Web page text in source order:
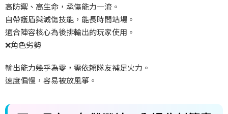
高防禦、高生命，承傷能力一流。
自帶護盾與減傷技能，能長時間站場。
適合陣容核心為後排輸出的玩家使用。
❌角色劣勢
輸出能力幾乎為零，需依賴隊友補足火力。
速度偏慢，容易被放風箏。